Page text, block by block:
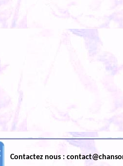
Contactez nous :